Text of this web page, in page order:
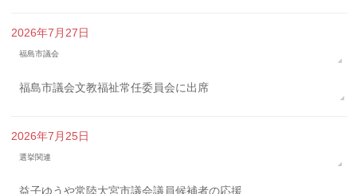
2026年7月27日
福島市議会
福島市議会文教福祉常任委員会に出席
2026年7月25日
選挙関連
益子ゆうや常陸大宮市議会議員候補者の応援